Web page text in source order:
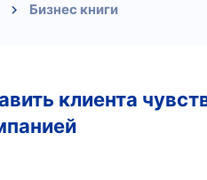
Бизнес книги
клиента